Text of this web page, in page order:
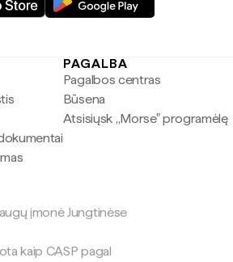
PAGALBA
Pagalbos centras
Būsena
Atsisiųsk „Morse" programėlę
įmonė Jungtinėse
kaip CASP pagal